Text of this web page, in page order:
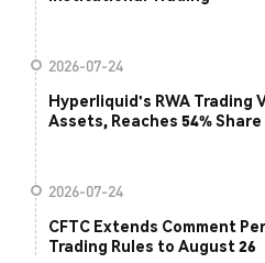
2026-07-24
Hyperliquid's RWA Trading
Assets, Reaches 54% Share
2026-07-24
CFTC Extends Comment
Trading Rules to August 26